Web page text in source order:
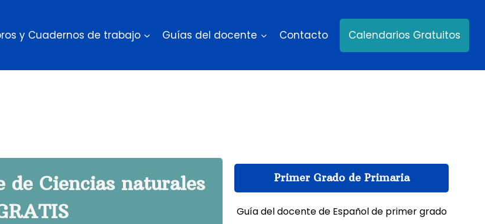
y Cuadernos de trabajo Guías del docente Contacto Calendarios Gratuitos
de Ciencias naturales
Primer Grado de Primaria
Guía del docente de Español de primer grado